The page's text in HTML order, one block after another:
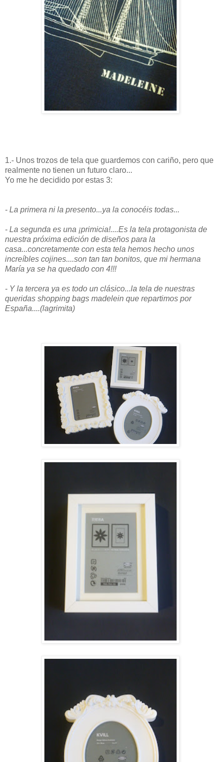
1.- Unos trozos de tela que guardemos con cariño, pero que
realmente no tienen un futuro claro...
Yo me he decidido por estas 3:
- La primera ni la presento...ya la conocéis todas...
- La segunda es una ¡primicia!....Es la tela protagonista de
nuestra próxima edición de diseños para la
casa...concretamente con esta tela hemos hecho unos
increíbles cojines....son tan tan bonitos, que mi hermana
María ya se ha quedado con 4!!!
- Y la tercera ya es todo un clásico...la tela de nuestras
queridas shopping bags madelein que repartimos por
España....(lagrimita)